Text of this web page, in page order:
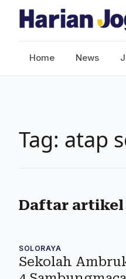
Home News
Tag: atap
Daftar artikel
SOLORAYA
Sekolah